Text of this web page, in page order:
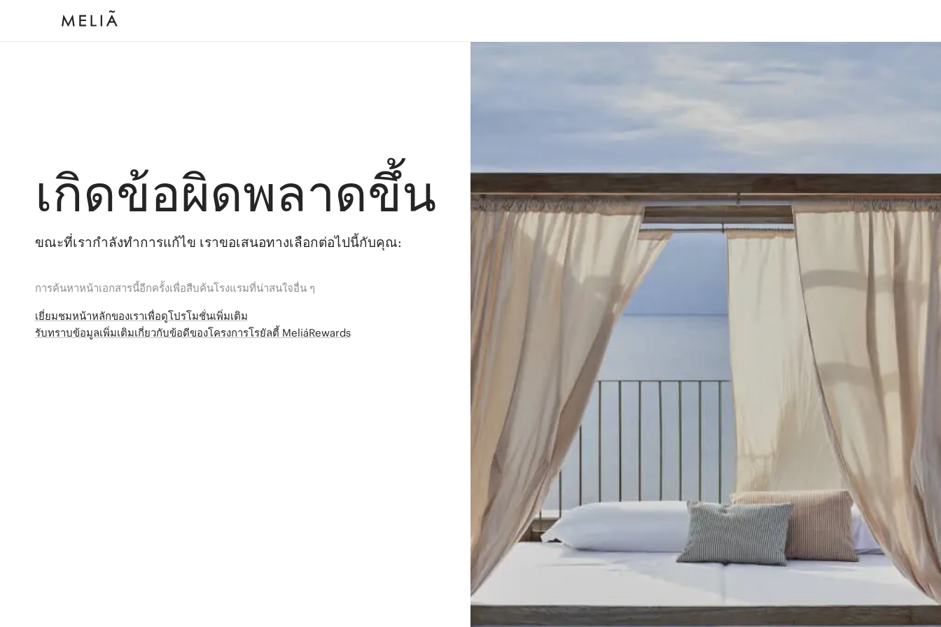
เกิดข้อผิดพลาดขึ้น
ขณะที่เรากำลังทำการแก้ไข เราขอเสนอทางเลือกต่อไปนี้กับคุณ:
การค้นหาหน้าเอกสารนี้อีกครั้งเพื่อสืบค้นโรงแรมที่น่าสนใจอื่น ๆ
เยี่ยมชมหน้าหลักของเราเพื่อดูโปรโมชั่นเพิ่มเติม
รับทราบข้อมูลเพิ่มเติมเกี่ยวกับข้อดีของโครงการโรยัลตี้ MeliáRewards